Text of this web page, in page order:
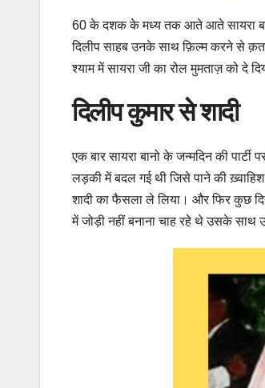
60 के दशक के मध्य तक आते आते सायरा
दिलीप साहब उनके साथ फ़िल्म करने से
श्याम में सायरा जी का रोल मुमताज़ को दे
दिलीप कुमार से शादी
एक बार सायरा बानो के जन्मदिन की पार्टी
लड़की में बदल गई थी जिसे पाने की
शादी का फैसला ले लिया। और फिर कुछ
में जोड़ी नहीं बनाना चाह रहे थे उसके साथ